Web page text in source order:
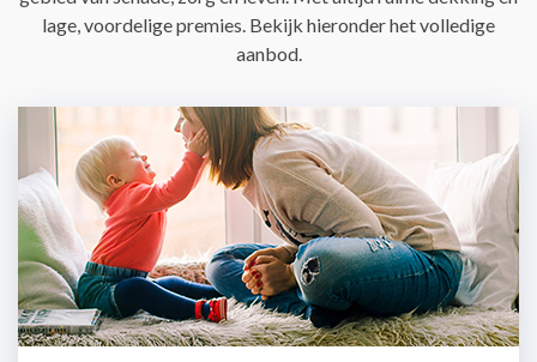
lage, voordelige premies. Bekijk hieronder het volledige
aanbod.